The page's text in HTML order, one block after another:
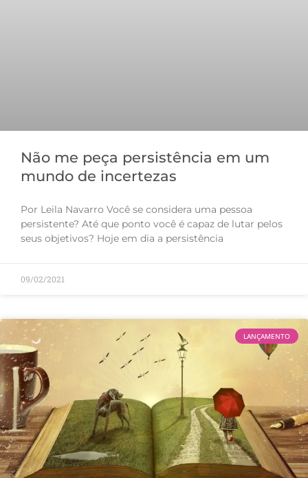
Não me peça persistência em um
mundo de incertezas
Por Leila Navarro Você se considera uma pessoa
persistente? Até que ponto você é capaz de lutar pelos
seus objetivos? Hoje em dia a persistência
09/02/2021
LANÇAMENTO